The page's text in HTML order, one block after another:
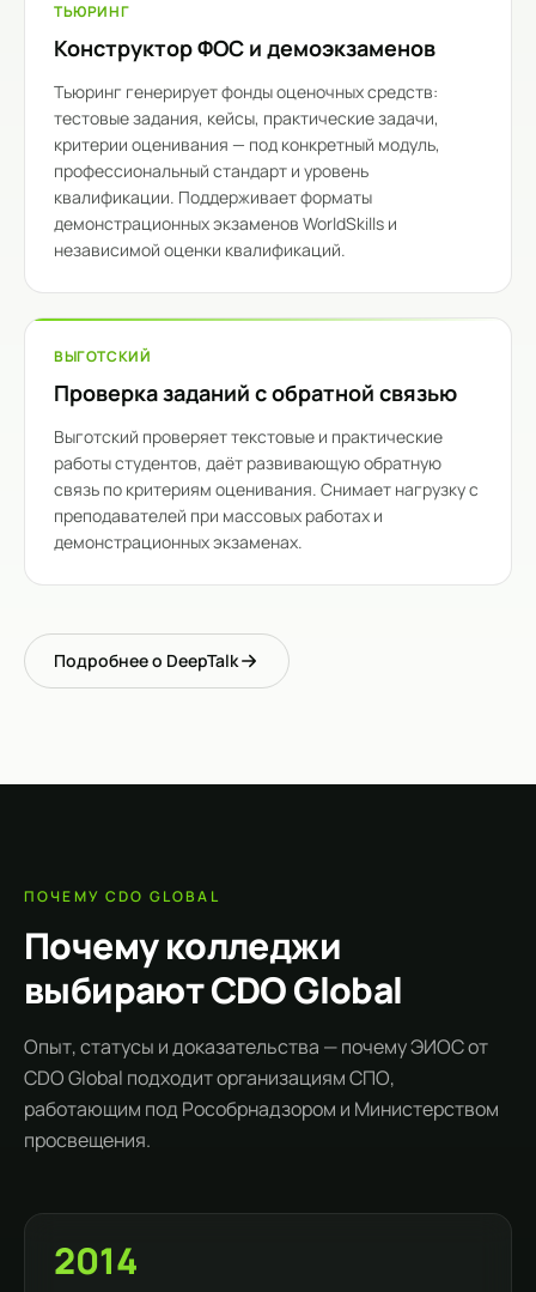
ТЬЮРИНГ
Конструктор ФОС и демоэкзаменов
Тьюринг генерирует фонды оценочных средств:
тестовые задания, кейсы, практические задачи,
критерии оценивания — под конкретный модуль,
профессиональный стандарт и уровень
квалификации. Поддерживает форматы
демонстрационных экзаменов WorldSkills и
независимой оценки квалификаций.
ВЫГОТСКИЙ
Проверка заданий с обратной связью
Выготский проверяет текстовые и практические
работы студентов, даёт развивающую обратную
связь по критериям оценивания. Снимает нагрузку с
преподавателей при массовых работах и
демонстрационных экзаменах.
Подробнее о DeepTalk
ПОЧЕМУ CDO GLOBAL
Почему колледжи
выбирают CDO Global
Опыт, статусы и доказательства — почему ЭИОС от
CDO Global подходит организациям СПО,
работающим под Рособрнадзором и Министерством
просвещения.
2014